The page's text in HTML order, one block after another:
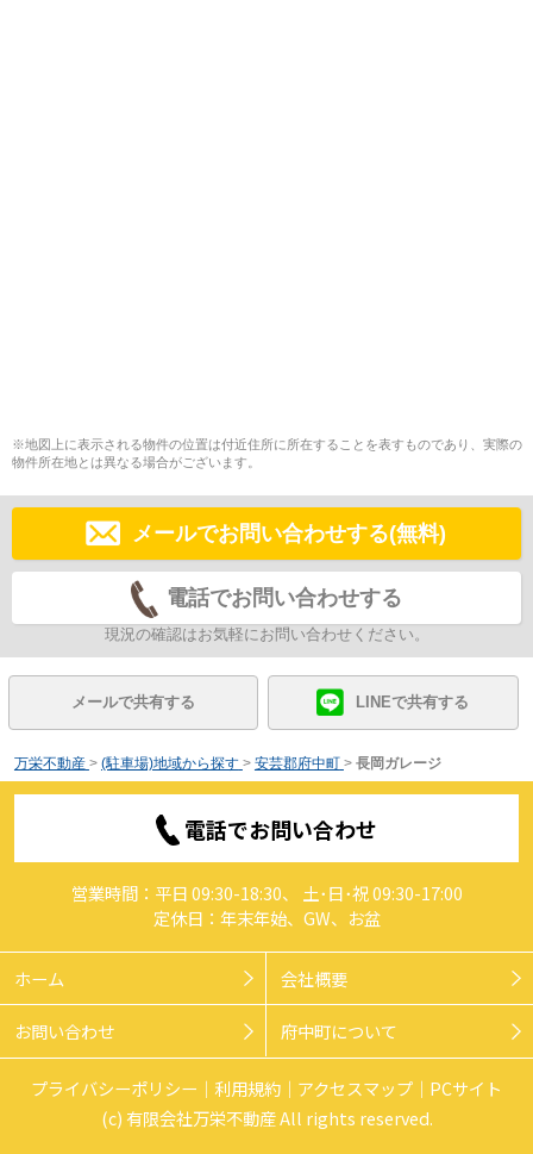
※地図上に表示される物件の位置は付近住所に所在することを表すものであり、実際の
物件所在地とは異なる場合がございます。
メールでお問い合わせする(無料)
電話でお問い合わせする
現況の確認はお気軽にお問い合わせください。
メールで共有する LINEで共有する
万栄不動産 > (駐車場)地域から探す > 安芸郡府中町 > 長岡ガレージ
電話でお問い合わせ
営業時間：平日 09:30-18:30、 土･日･祝 09:30-17:00
定休日：年末年始、GW、お盆
ホーム 会社概要
お問い合わせ 府中町について
プライバシーポリシー 利用規約 アクセスマップ
PCサイト
(c) 有限会社万栄不動産 All rights reserved.